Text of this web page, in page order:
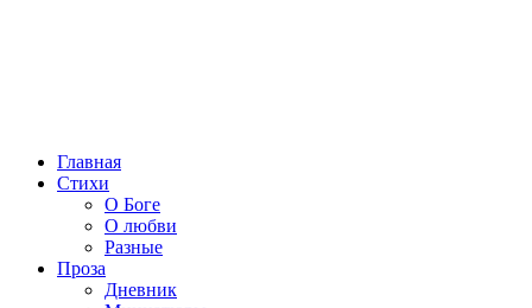
Главная
Стихи
О Боге
О любви
Разные
Проза
Дневник